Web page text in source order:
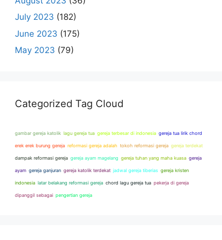
July 2023 (182)
June 2023 (175)
May 2023 (79)
Categorized Tag Cloud
gambar gereja katolik lagu gereja tua gereja terbesar di indonesia gereja tua lirik chord
erek erek burung gereja reformasi gereja adalah tokoh reformasi gereja gereja terdekat
dampak reformasi gereja gereja ayam magelang gereja tuhan yang maha kuasa gereja
ayam gereja ganjuran gereja katolik terdekat jadwal gereja tiberias gereja kristen
indonesia latar belakang reformasi gereja chord lagu gereja tua pekerja di gereja
dipanggil sebagai pengertian gereja